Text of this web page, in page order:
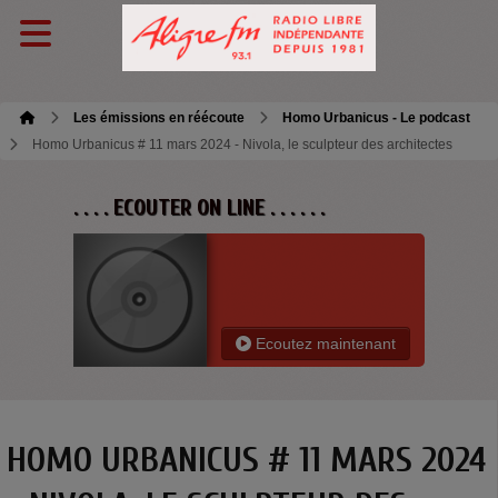
Les émissions en réécoute
Homo Urbanicus - Le podcast
Homo Urbanicus # 11 mars 2024 - Nivola, le sculpteur des architectes
. . . . ECOUTER ON LINE . . . . . .
Ecoutez maintenant
HOMO URBANICUS # 11 MARS 2024